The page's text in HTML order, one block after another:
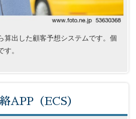
算出した顧客予想システムです。個
す。
APP（ECS）